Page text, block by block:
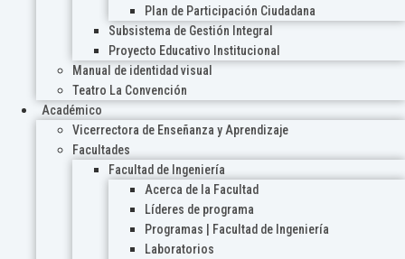
Plan de Participación Ciudadana
Subsistema de Gestión Integral
Proyecto Educativo Institucional
Manual de identidad visual
Teatro La Convención
Académico
Vicerrectora de Enseñanza y Aprendizaje
Facultades
Facultad de Ingeniería
Acerca de la Facultad
Líderes de programa
Programas | Facultad de Ingeniería
Laboratorios